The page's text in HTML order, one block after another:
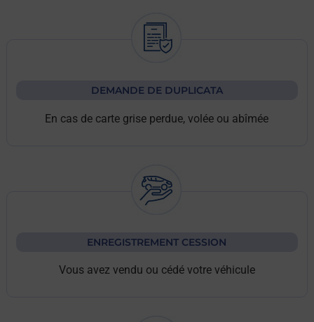
DEMANDE DE DUPLICATA
En cas de carte grise perdue, volée ou abîmée
ENREGISTREMENT CESSION
Vous avez vendu ou cédé votre véhicule